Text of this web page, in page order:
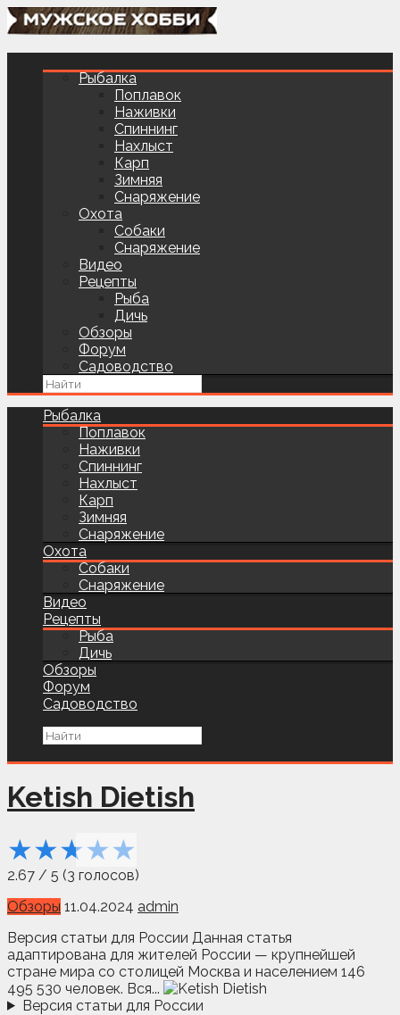
Рыбалка
Поплавок
Наживки
Спиннинг
Нахлыст
Карп
Зимняя
Снаряжение
Охота
Собаки
Снаряжение
Видео
Рецепты
Рыба
Дичь
Обзоры
Форум
Садоводство
Рыбалка
Поплавок
Наживки
Спиннинг
Нахлыст
Карп
Зимняя
Снаряжение
Охота
Собаки
Снаряжение
Видео
Рецепты
Рыба
Дичь
Обзоры
Форум
Садоводство
Ketish Dietish
★★★★★
2.67 / 5 (3 голосов)
Обзоры 11.04.2024 admin
Версия статьи для России Данная статья
адаптирована для жителей России — крупнейшей
стране мира со столицей Москва и населением 146
495 530 человек. Вся...
Версия статьи для России